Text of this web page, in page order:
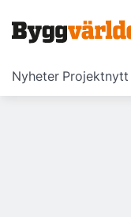
Nyheter Projektnytt